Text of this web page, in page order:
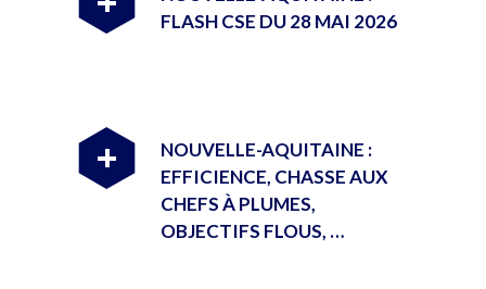
FLASH CSE DU 28 MAI 2026
+
NOUVELLE-AQUITAINE :
EFFICIENCE, CHASSE AUX
CHEFS À PLUMES,
OBJECTIFS FLOUS, …